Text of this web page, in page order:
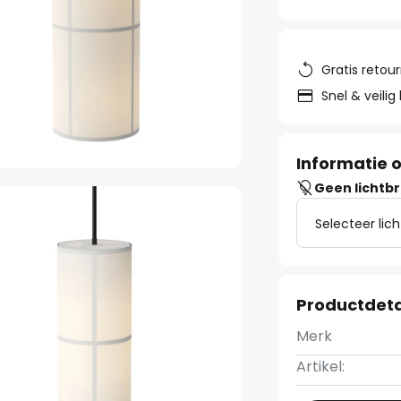
Gratis
Snel &
Informatie
Geen
Selecteer
Merk
Artikel: